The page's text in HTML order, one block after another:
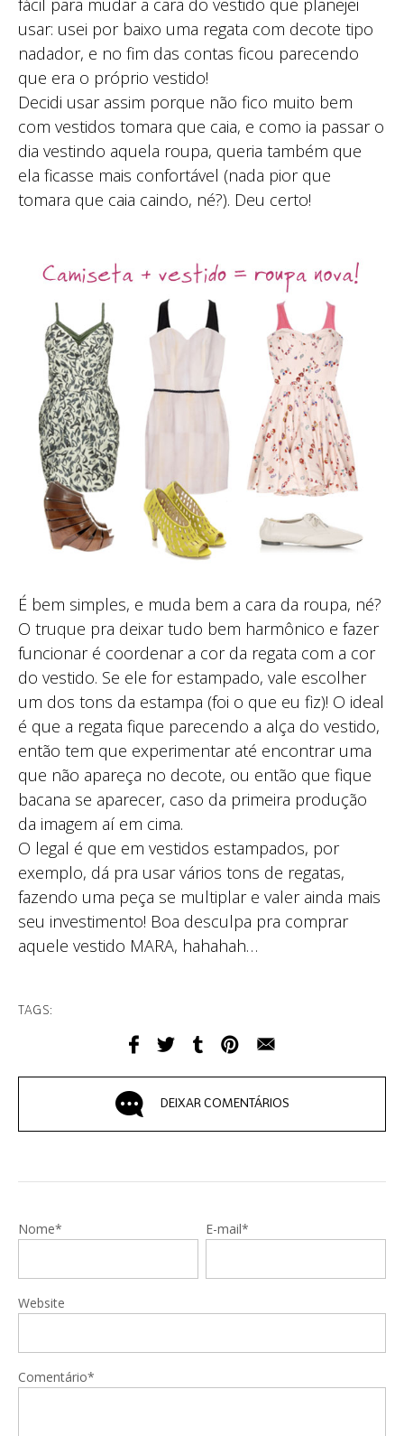
fácil para mudar a cara do vestido que planejei
usar: usei por baixo uma regata com decote tipo
nadador, e no fim das contas ficou parecendo
que era o próprio vestido!
Decidi usar assim porque não fico muito bem
com vestidos tomara que caia, e como ia passar o
dia vestindo aquela roupa, queria também que
ela ficasse mais confortável (nada pior que
tomara que caia caindo, né?). Deu certo!
É bem simples, e muda bem a cara da roupa, né?
O truque pra deixar tudo bem harmônico e fazer
funcionar é coordenar a cor da regata com a cor
do vestido. Se ele for estampado, vale escolher
um dos tons da estampa (foi o que eu fiz)! O ideal
é que a regata fique parecendo a alça do vestido,
então tem que experimentar até encontrar uma
que não apareça no decote, ou então que fique
bacana se aparecer, caso da primeira produção
da imagem aí em cima.
O legal é que em vestidos estampados, por
exemplo, dá pra usar vários tons de regatas,
fazendo uma peça se multiplar e valer ainda mais
seu investimento! Boa desculpa pra comprar
aquele vestido MARA, hahahah…
TAGS:
DEIXAR COMENTÁRIOS
Nome* E-mail*
Website
Comentário*